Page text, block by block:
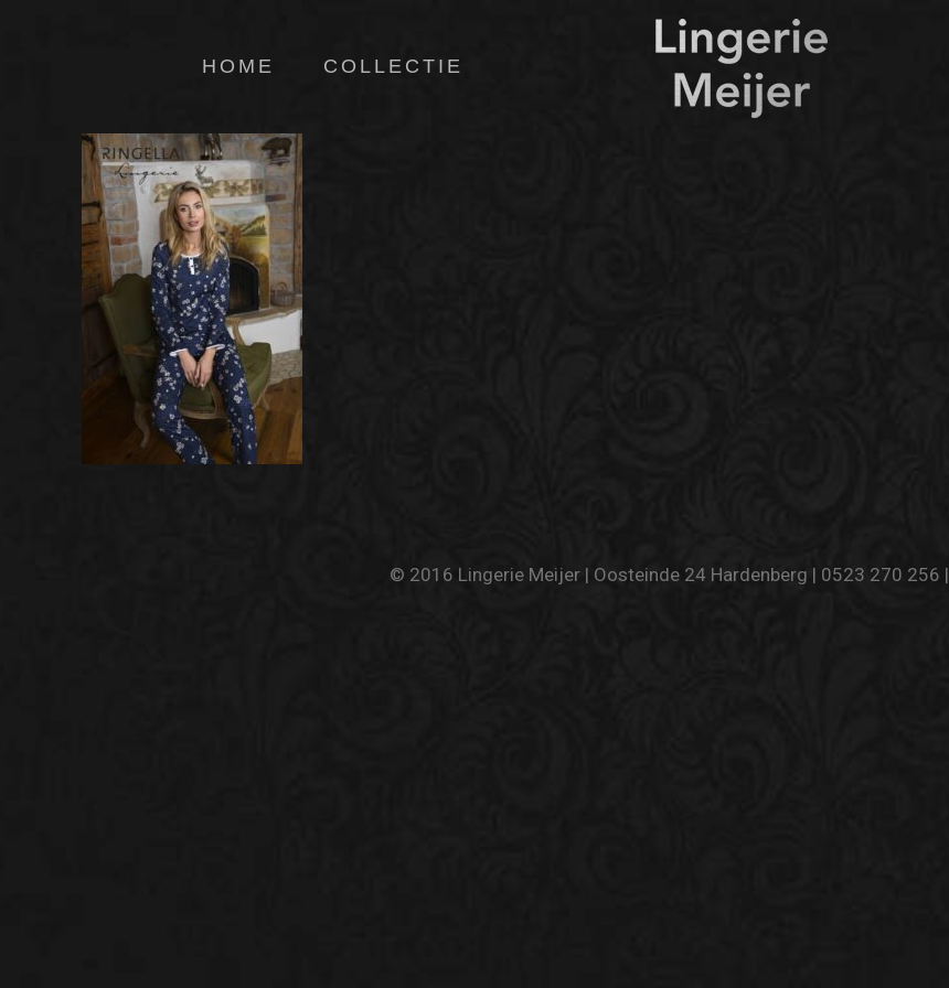
HOME COLLECTIE
© 2016 Lingerie Meijer | Oosteinde 24 Hardenberg | 0523 270 256 |